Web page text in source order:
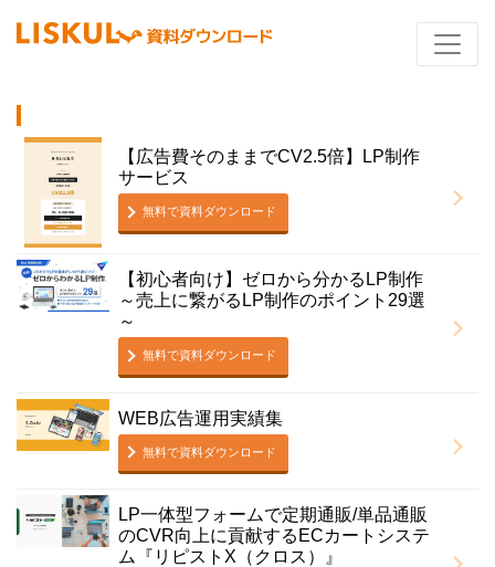
【広告費そのままでCV2.5倍】LP制作
サービス
無料で資料ダウンロード
【初心者向け】ゼロから分かるLP制作
～売上に繋がるLP制作のポイント29選
～
無料で資料ダウンロード
WEB広告運用実績集
無料で資料ダウンロード
LP一体型フォームで定期通販/単品通販
のCVR向上に貢献するECカートシステ
ム『リピストX（クロス）』